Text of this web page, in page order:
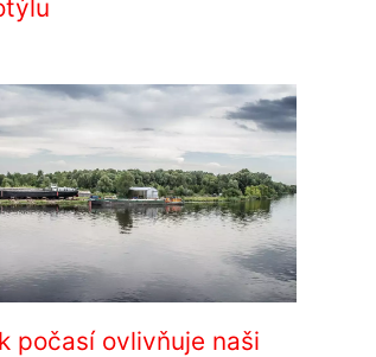
počasí ovlivňuje naši